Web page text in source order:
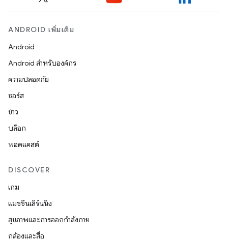
ANDROID เพิ่มเติม
Android
Android สำหรับองค์กร
ความปลอดภัย
ซอร์ส
ข่าว
บล็อก
พอดแคสต์
DISCOVER
เกม
แมชชีนเลิร์นนิง
สุขภาพและการออกกำลังกาย
กล้องและสื่อ